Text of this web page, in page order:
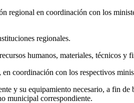
en coordinación con los
regionales.
humanos, materiales, técnicos y
coordinación con los respectivos
y su equipamiento necesario, a fin de
municipal correspondiente.